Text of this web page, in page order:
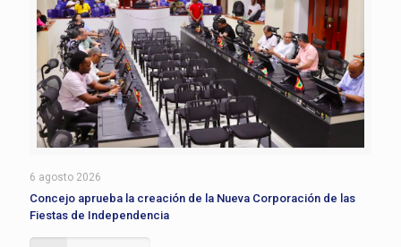
6 agosto 2026
Concejo aprueba la creación de la Nueva Corporación de las
Fiestas de Independencia